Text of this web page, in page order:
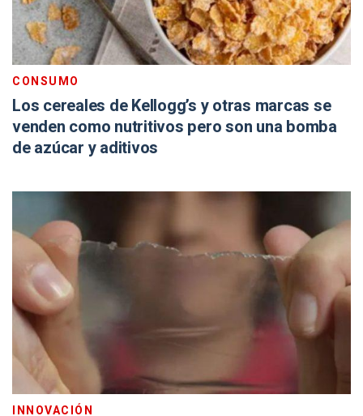
CONSUMO
Los cereales de Kellogg’s y otras marcas se
venden como nutritivos pero son una bomba
de azúcar y aditivos
INNOVACIÓN